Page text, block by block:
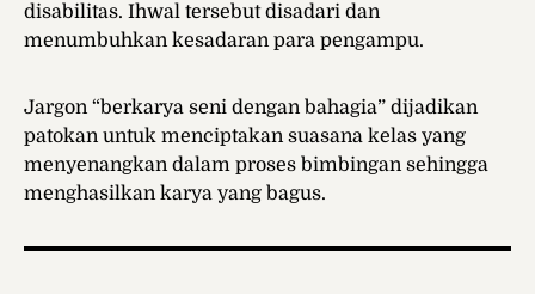
disabilitas. Ihwal tersebut disadari dan
menumbuhkan kesadaran para pengampu.
Jargon “berkarya seni dengan bahagia” dijadikan
patokan untuk menciptakan suasana kelas yang
menyenangkan dalam proses bimbingan sehingga
menghasilkan karya yang bagus.